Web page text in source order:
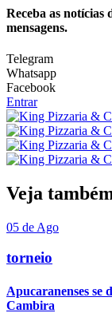
Receba as notícias
mensagens.
Telegram
Whatsapp
Facebook
Entrar
Veja
05 de Ago
torneio
Apucaranenses se
Cambira